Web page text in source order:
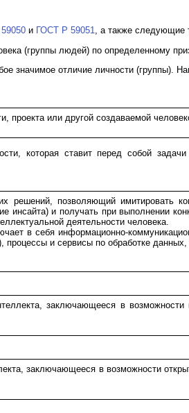
и ГОСТ Р 59051, а также следующие
(группы людей) по определенному
значимое отличие личности (группы).
проекта или другой создаваемой
которая ставит перед собой задачи
решений, позволяющий имитировать
инсайта) и получать при выполнении
деятельности человека.
в себя информационно-
и сервисы по обработке
заключающееся в
заключающееся в возможности